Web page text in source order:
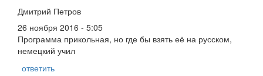
Дмитрий Петров
26 ноября 2016 - 5:05
Программа прикольная, но где бы взять её на русском,
немецкий учил
ответить